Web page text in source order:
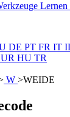
Lernen
DE PT FR IT
UR HU TR
W >WEIDE